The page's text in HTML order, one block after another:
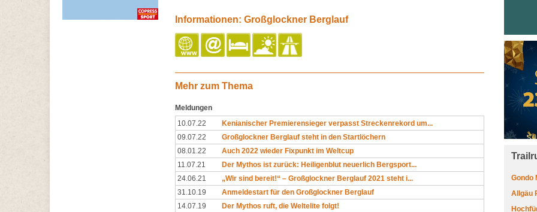
Informationen: Großglockner Berglauf
Mehr zum Thema
Meldungen
10.07.22
Kenianischer Premierensieger verpasst Streckenrekord um...
09.07.22
Großglockner Berglauf steht in den Startlöchern
08.01.22
Auch 2022 wieder Fixpunkt im Weltcup
11.07.21
Der Mythos ist zurück: Heiligenblut neuerlich Bergsport...
24.06.21
„Wir sind bereit!“ – Großglockner Berglauf 2021 steht i...
31.10.19
Anmeldestart für den Großglockner Berglauf
14.07.19
Der Mythos ruft, die Weltelite folgt!
Gondo
Allgäu